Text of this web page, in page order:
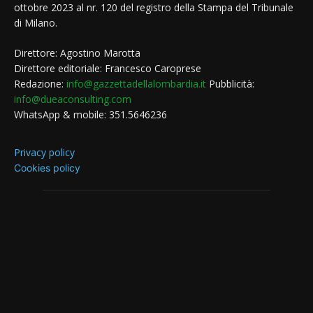
ottobre 2023 al nr. 120 del registro della Stampa del Tribunale
di Milano.
Direttore: Agostino Marotta
Direttore editoriale: Francesco Caroprese
Redazione: info@gazzettadellalombardia.it Pubblicità:
info@dueaconsulting.com
WhatsApp & mobile: 351.5646236
Privacy policy
Cookies policy